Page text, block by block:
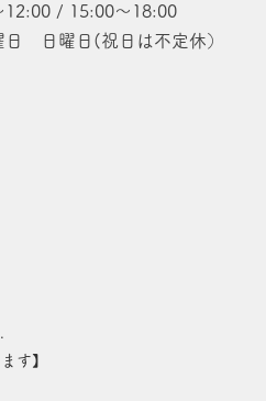
/ 15:00〜18:00
日曜日(​祝日は不定休）
す】